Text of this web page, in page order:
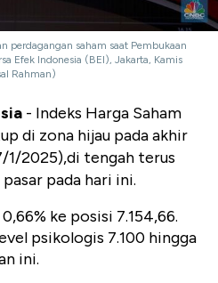
perdagangan saham saat Pembukaan
Efek Indonesia (BEI), Jakarta, Kamis
Rahman)
- Indeks Harga Saham
di zona hijau pada akhir
1/2025),di tengah terus
pada hari ini.
ke posisi 7.154,66.
psikologis 7.100 hingga
ini.